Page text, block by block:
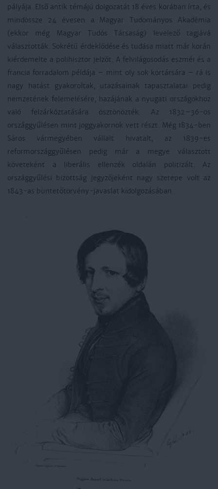
pályája. Első antik témájú dolgozatát 18 éves korában írta, és
mindössze 24 évesen a Magyar Tudományos Akadémia
(ekkor még Magyar Tudós Társaság) levelező tagjává
választották. Sokrétű érdeklődése és tudása miatt már korán
kiérdemelte a polihisztor jelzőt. A felvilágosodás eszméi és a
francia forradalom példája – mint oly sok kortársára – rá is
nagy hatást gyakoroltak, utazásainak tapasztalatai pedig
nemzetének felemelésére, hazájának a nyugati országokhoz
való felzárkóztatására ösztönözték. Az 1832–36-os
országgyűlésen mint joggyakornok vett részt. Még 1834-ben
Sáros vármegyében vállalt hivatalt, az 1839-es
reformországgyűlésen pedig már a megye választott
követeként a liberális ellenzék oldalán politizált. Az
országgyűlési bizottság jegyzőjeként nagy szerepe volt az
1843-as büntetőtörvény-javaslat kidolgozásában.